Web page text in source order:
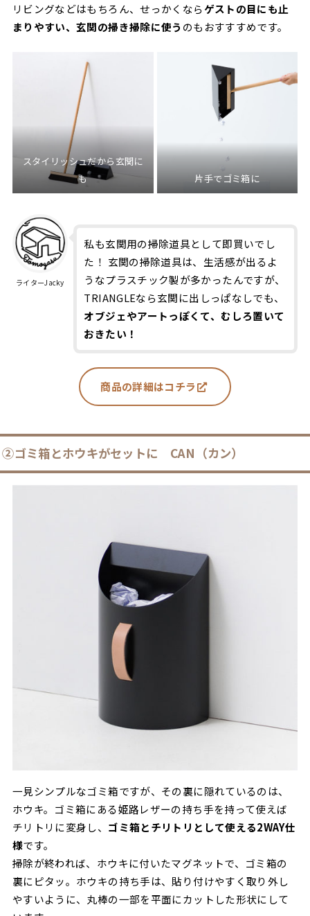
リビングなどはもちろん、せっかくならゲストの目にも止
まりやすい、玄関の掃き掃除に使う のもおすすすめです。
スタイリッシュだから玄関に
も
片手でゴミ箱に
ライターJacky
私も玄関用の掃除道具として即買いでし
た！ 玄関の掃除道具は、生活感が出るよ
うなプラスチック製が多かったんですが、
TRIANGLEなら玄関に出しっぱなしでも、
オブジェやアートっぽくて、むしろ置いて
おきたい！
商品の詳細はコチラ
②ゴミ箱とホウキがセットに CAN（カン）
一見シンプルなゴミ箱ですが、その裏に隠れているのは、
ホウキ。ゴミ箱にある姫路レザーの持ち手を持って使えば
チリトリに変身し、 ゴミ箱とチリトリとして使える2WAY仕
様です。
掃除が終われば、ホウキに付いたマグネットで、ゴミ箱の
裏にピタッ。ホウキの持ち手は、貼り付けやすく取り外し
やすいように、丸棒の一部を平面にカットした形状にして